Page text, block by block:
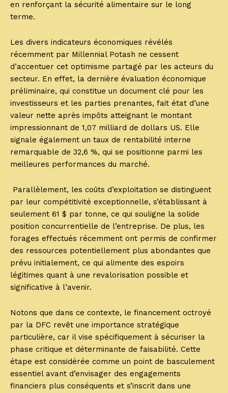
en renforçant la sécurité alimentaire sur le long
terme.
Les divers indicateurs économiques révélés
récemment par Millennial Potash ne cessent
d’accentuer cet optimisme partagé par les acteurs du
secteur. En effet, la dernière évaluation économique
préliminaire, qui constitue un document clé pour les
investisseurs et les parties prenantes, fait état d’une
valeur nette après impôts atteignant le montant
impressionnant de 1,07 milliard de dollars US. Elle
signale également un taux de rentabilité interne
remarquable de 32,6 %, qui se positionne parmi les
meilleures performances du marché.
Parallèlement, les coûts d’exploitation se distinguent
par leur compétitivité exceptionnelle, s’établissant à
seulement 61 $ par tonne, ce qui souligne la solide
position concurrentielle de l’entreprise. De plus, les
forages effectués récemment ont permis de confirmer
des ressources potentiellement plus abondantes que
prévu initialement, ce qui alimente des espoirs
légitimes quant à une revalorisation possible et
significative à l’avenir.
Notons que dans ce contexte, le financement octroyé
par la DFC revêt une importance stratégique
particulière, car il vise spécifiquement à sécuriser la
phase critique et déterminante de faisabilité. Cette
étape est considérée comme un point de basculement
essentiel avant d’envisager des engagements
financiers plus conséquents et s’inscrit dans une